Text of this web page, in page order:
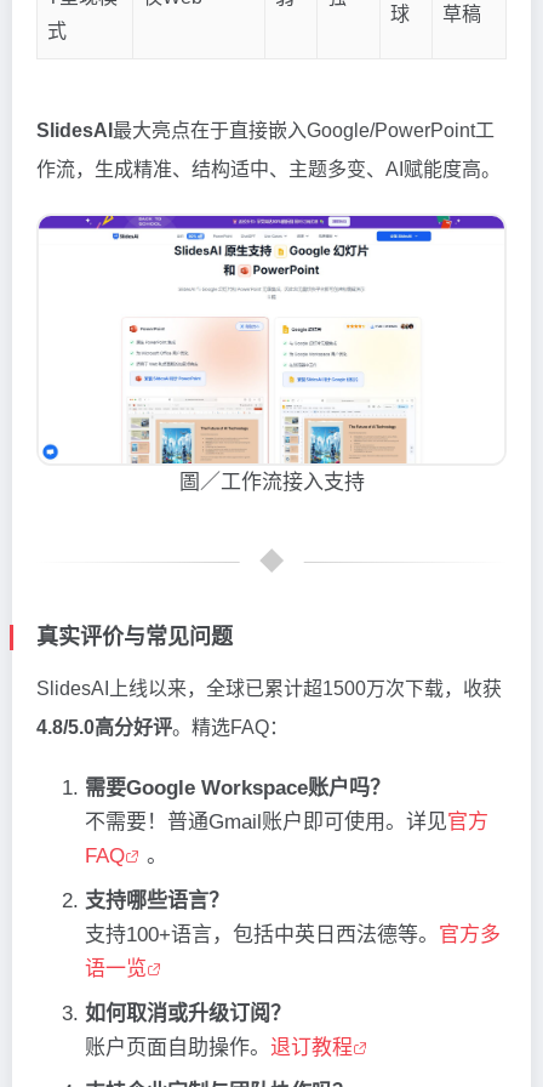
式
球
草稿
SlidesAI 最大亮点在于直接嵌入Google/PowerPoint工
作流，生成精准、结构适中、主题多变、AI赋能度高。
圖／工作流接入支持
真实评价与常见问题
SlidesAI上线以来，全球已累计超1500万次下载，收获
4.8/5.0高分好评。精选FAQ：
需要Google Workspace账户吗？
不需要！普通Gmail账户即可使用。详见官方
FAQ
。
支持哪些语言？
支持100+语言，包括中英日西法德等。 官方多
语一览
如何取消或升级订阅？
账户页面自助操作。 退订教程